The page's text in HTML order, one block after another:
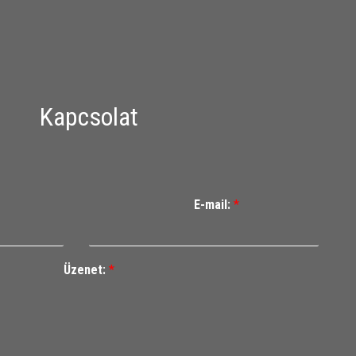
Kapcsolat
E-mail: *
Üzenet: *